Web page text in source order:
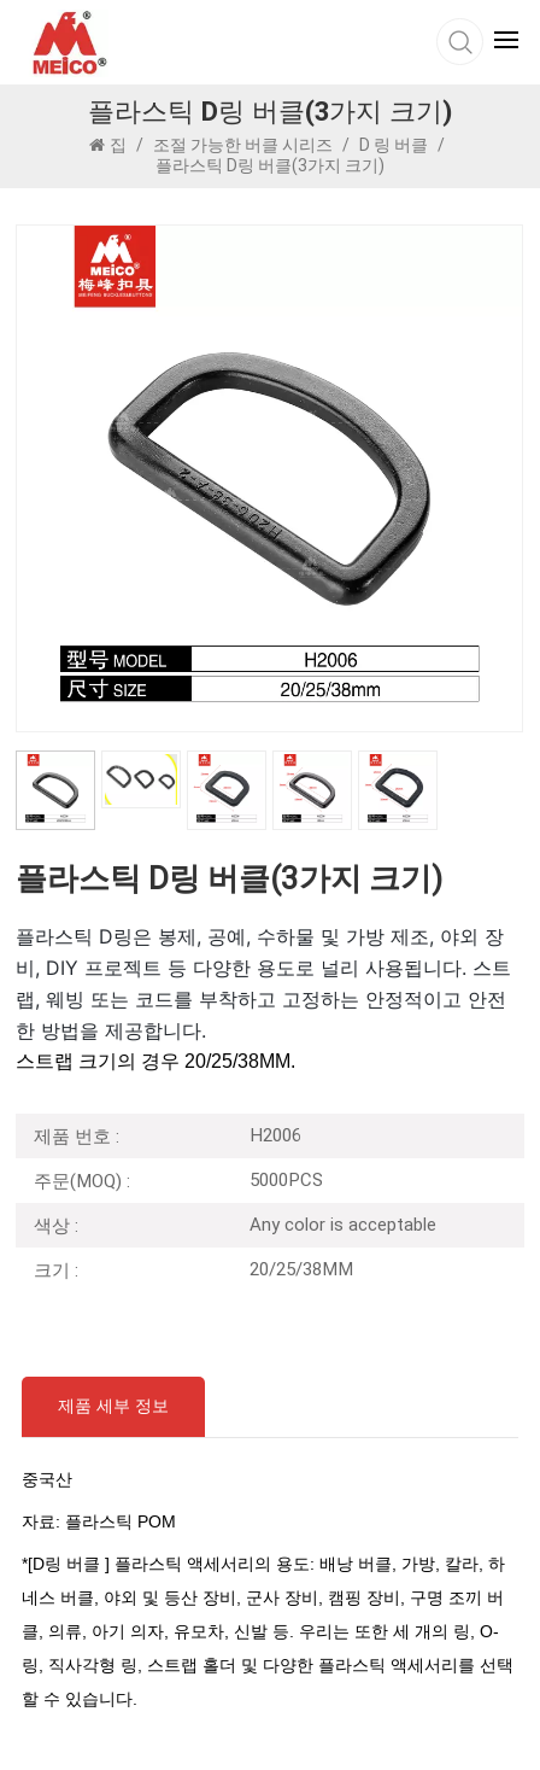
플라스틱 D링 버클(3가지 크기)
집 / 조절 가능한 버클 시리즈 / D 링 버클
/
플라스틱 D링 버클(3가지 크기)
플라스틱 D링 버클(3가지 크기)
플라스틱 D링은 봉제, 공예, 수하물 및 가방 제조, 야외 장
비, DIY 프로젝트 등 다양한 용도로 널리 사용됩니다. 스트
랩, 웨빙 또는 코드를 부착하고 고정하는 안정적이고 안전
한 방법을 제공합니다.
스트랩 크기의 경우 20/25/38MM.
제품 번호 : H2006
주문(MOQ) : 5000PCS
색상 : Any color is acceptable
크기 : 20/25/38MM
제품 세부 정보
중국산
자료: 플라스틱 POM
*[D링 버클 ] 플라스틱 액세서리의 용도: 배낭 버클, 가방, 칼라, 하
네스 버클, 야외 및 등산 장비, 군사 장비, 캠핑 장비, 구명 조끼 버
클, 의류, 아기 의자, 유모차, 신발 등. 우리는 또한 세 개의 링, O-
링, 직사각형 링, 스트랩 홀더 및 다양한 플라스틱 액세서리를 선택
할 수 있습니다.